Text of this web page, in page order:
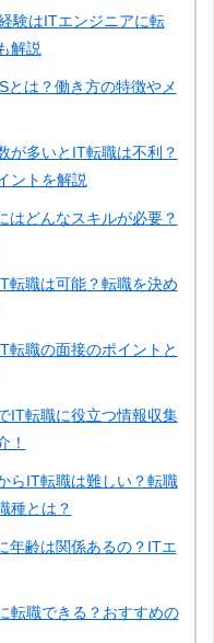
験はITエンジニアに転
解説
とは？働き方の特徴やメ
が多いとIT転職は不利？
ントを解説
はどんなスキルが必要？
転職は可能？転職を決め
転職の面接のポイントと
IT転職に役立つ情報収集
！
らIT転職は難しい？転職
種とは？
年齢は関係あるの？ITエ
転職できる？おすすめの